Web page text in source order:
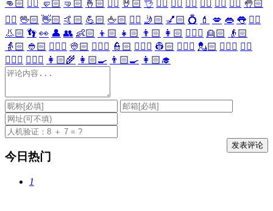
👊🏻 ✊🏻 🤛🏻 🤜🏻 🤞🏻 ✌🏻 🤘🏻 👌 👈🏻 👉🏻 👆🏻 👇🏻 ☝🏻 ✋🏻 🤚🏻
🖐🏻 🖖🏻 👋🏻 🤙🏻 💪🏻 🖕🏻 ✍🏻 🤳🏻 💅🏻 💍 💄 💋 👄 👅 👂🏻
👃🏻 👣 👀 👤 👥 👶🏻 👦🏻 👧🏻 👨🏻 👩🏻 👱🏻‍♀️ 👱🏻
👴🏻
👵🏻 👲🏻 👳🏻‍♀️ 👳🏻 👮🏻‍♀️ 👮🏻 👷🏻‍♀️ 👷🏻 💂🏻‍♀️ 💂🏻 🕵🏻‍♀️ 🕵🏻
👩🏻‍⚕️ 👨🏻‍⚕️ 👩🏻‍🌾 👩🏻‍🍳 👨🏻‍🍳 👩🏻‍🎓
今日热门
1